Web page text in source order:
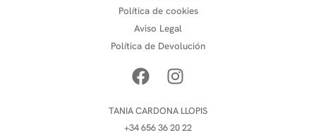
Política de cookies
Aviso Legal
Política de Devolución
TANIA CARDONA LLOPIS
+34 656 36 20 22